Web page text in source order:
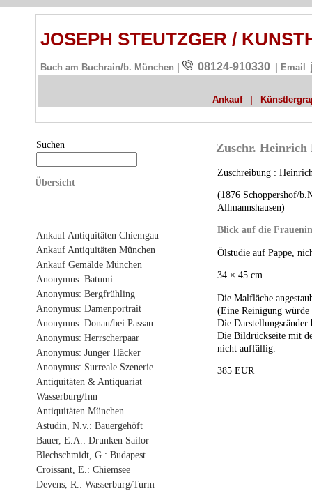
JOSEPH STEUTZGER /
Buch am Buchrain/b. München | 08124-910330 | Email
Ankauf
Suchen
Übersicht
Ankauf Antiquitäten Chiemgau
Ankauf Antiquitäten München
Ankauf Gemälde München
Anonymus: Batumi
Anonymus: Bergfrühling
Anonymus: Damenportrait
Anonymus: Donau/bei Passau
Anonymus: Herrscherpaar
Anonymus: Junger Häcker
Anonymus: Surreale Szenerie
Antiquitäten & Antiquariat
Wasserburg/Inn
Antiquitäten München
Astudin, N.v.: Bauergehöft
Bauer, E.A.: Drunken Sailor
Blechschmidt, G.: Budapest
Croissant, E.: Chiemsee
Devens, R.: Wasserburg/Turm
Zuschr. Heinrich
Zuschreibung :
(1876 Schoppershof/
Allmannshausen)
Blick auf die
Ölstudie auf Pappe,
34 × 45 cm
Die Malfläche
(Eine Reinigung
Die Darstellungsränder
Die Bildrückseite mit
nicht auffällig.
385 EUR